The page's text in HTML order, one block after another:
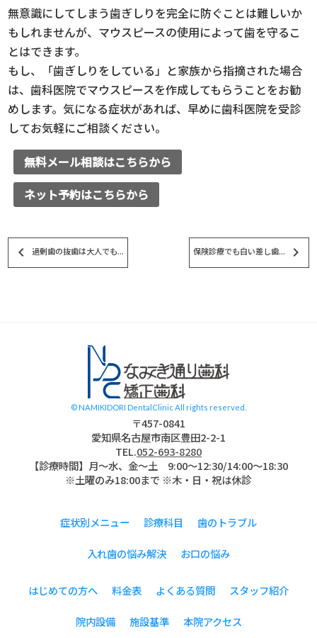
無意識にしてしまう歯ぎしりを完全に防ぐことは難しいか
もしれませんが、マウスピースの使用によって歯を守るこ
とはできます。
もし、「歯ぎしりをしている」と家族から指摘された場合
は、歯科医院でマウスピースを作成してもらうことをお勧
めします。気になる症状があれば、早めに歯科医院を受診
してお気軽にご相談ください。
無料メール相談はこちらから
ネット予約はこちらから
keyboard_arrow_left 過剰歯の抜歯は大人でも... 保険診療でも白い差し歯... keyboard_arrow_right
© NAMIKIDORI DentalClinic All rights reserved.
〒457-0841
愛知県名古屋市南区豊田2-2-1
TEL.052-693-8280
【診療時間】月〜水、金～土 9:00〜12:30/14:00～18:30
※土曜のみ18:00まで ※木・日・祝は休診
症状別メニュー 診療科目 歯のトラブル
入れ歯の悩み解決 お口の悩み
はじめての方へ 料金表 よくある質問 スタッフ紹介
院内設備 施設基準 本院アクセス